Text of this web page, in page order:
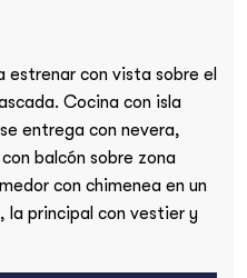
con vista sobre el
Cocina con isla
entrega con nevera,
balcón sobre zona
con chimenea en un
la principal con vestier y